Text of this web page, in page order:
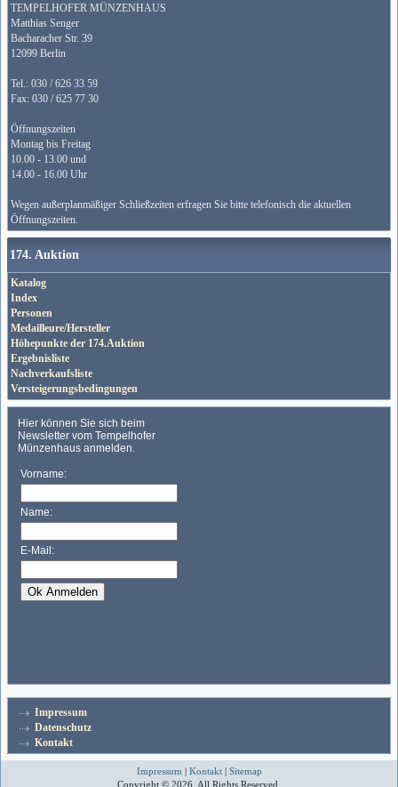
TEMPELHOFER MÜNZENHAUS
Matthias Senger
Bacharacher Str. 39
12099 Berlin
Tel.: 030 / 626 33 59
Fax: 030 / 625 77 30
Öffnungszeiten
Montag bis Freitag
10.00 - 13.00 und
14.00 - 16.00 Uhr
Wegen außerplanmäßiger Schließzeiten erfragen Sie bitte telefonisch die aktuellen
Öffnungszeiten.
174. Auktion
Katalog
Index
Personen
Medailleure/Hersteller
Höhepunkte der 174.Auktion
Ergebnisliste
Nachverkaufsliste
Versteigerungsbedingungen
Impressum
Datenschutz
Kontakt
Impressum | Kontakt| Sitemap
Copyright © 2026. All Rights Reserved.